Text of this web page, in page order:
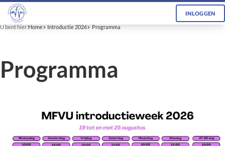
INLOGGEN
U bent hier:Home Introductie 2026 Programma
Programma